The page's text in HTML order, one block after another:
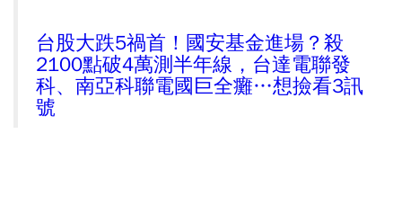
台股大跌5禍首！國安基金進場？殺
2100點破4萬測半年線，台達電聯發
科、南亞科聯電國巨全癱…想撿看3訊
號